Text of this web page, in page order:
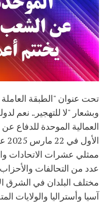
تحت عنوان "الطبقة
وبشعار "لا للتهجير.. نعم
العمالية الموحدة للدفاع
ممثلي عشرات الاتحادات
عدد من التحالفات
مختلف البلدان في الشرق
آسيا وأستراليا والولايات